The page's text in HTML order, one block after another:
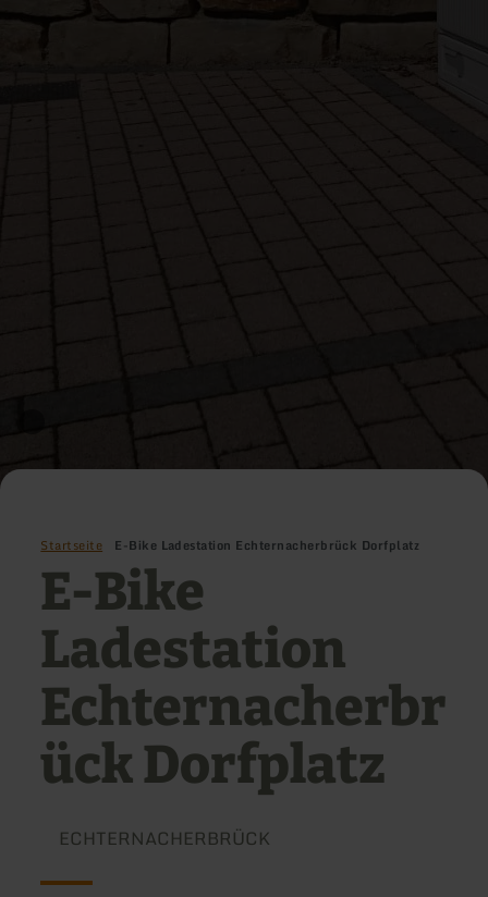
Startseite E-Bike Ladestation Echternacherbrück Dorfplatz
E-Bike
Ladestation
Echternacherbr
ück Dorfplatz
ECHTERNACHERBRÜCK